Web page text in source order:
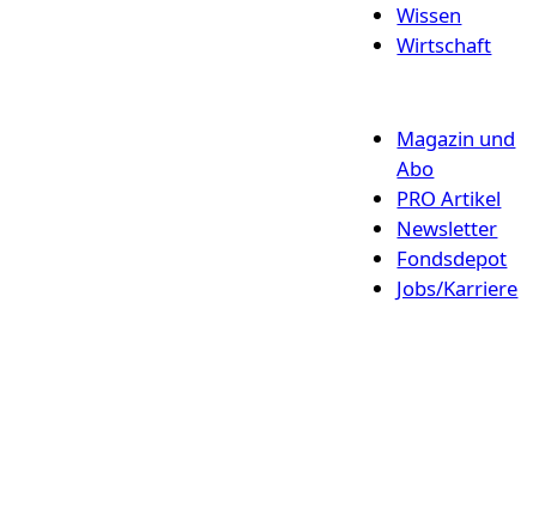
Wissen
Wirtschaft
Magazin und
Abo
PRO Artikel
Newsletter
Fondsdepot
Jobs/Karriere